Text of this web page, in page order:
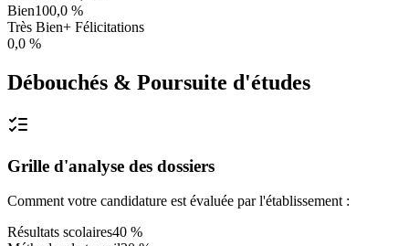
Bien100,0 %
Très Bien+ Félicitations
0,0 %
Débouchés & Poursuite d'études
Grille d'analyse des dossiers
Comment votre candidature est évaluée par l'établissement :
Résultats scolaires40 %